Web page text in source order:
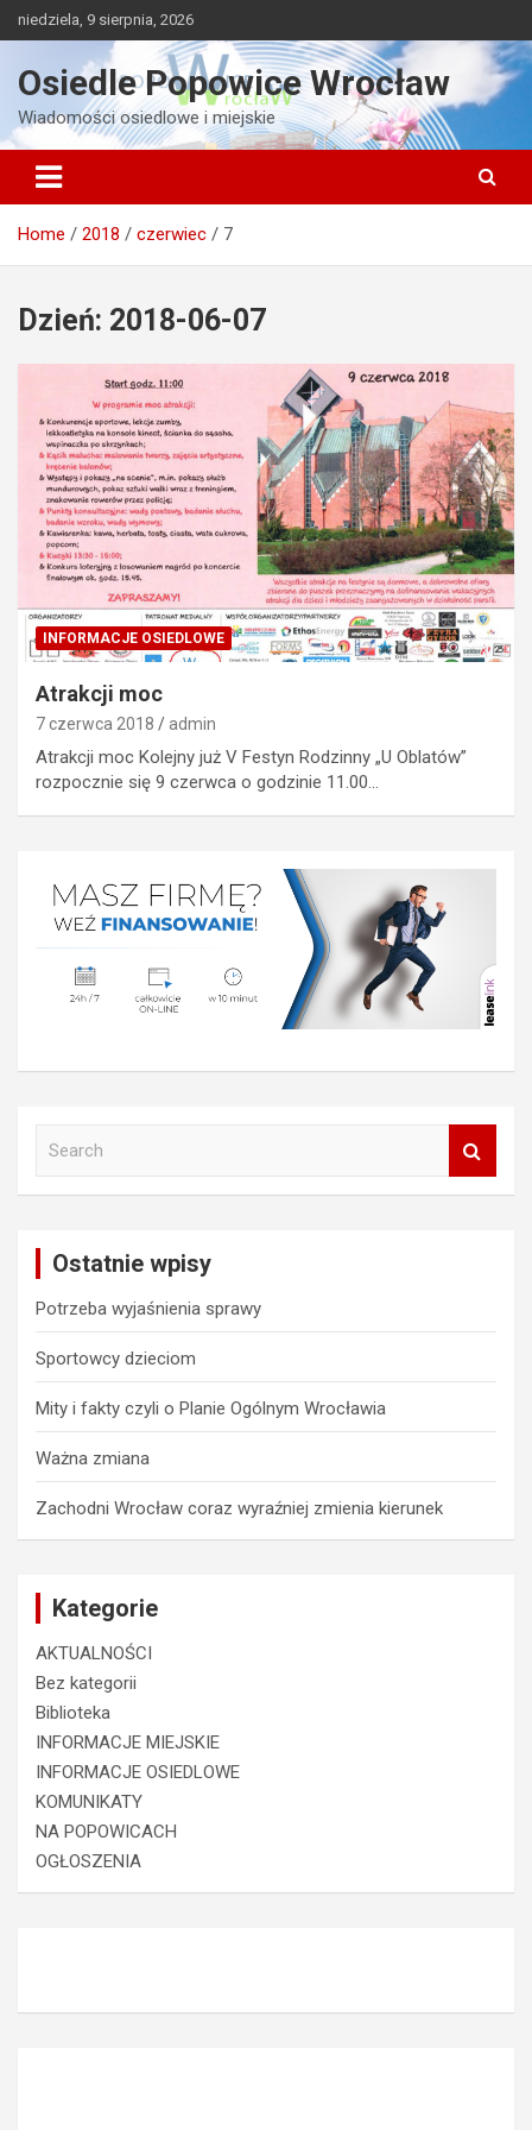
Skip
to
niedziela, 9 sierpnia, 2026
Osiedle Popowice Wrocław
Wiadomości osiedlowe i miejskie
Home 2018 czerwiec 7
Dzień: 2018-06-07
INFORMACJE OSIEDLOWE
Atrakcji moc
7 czerwca 2018 admin
Atrakcji moc Kolejny już V Festyn Rodzinny „U Oblatów”
rozpocznie się 9 czerwca o godzinie 11.00…
Ostatnie wpisy
Potrzeba wyjaśnienia sprawy
Sportowcy dzieciom
Mity i fakty czyli o Planie Ogólnym Wrocławia
Ważna zmiana
Zachodni Wrocław coraz wyraźniej zmienia kierunek
Kategorie
AKTUALNOŚCI
Bez kategorii
Biblioteka
INFORMACJE MIEJSKIE
INFORMACJE OSIEDLOWE
KOMUNIKATY
NA POPOWICACH
OGŁOSZENIA